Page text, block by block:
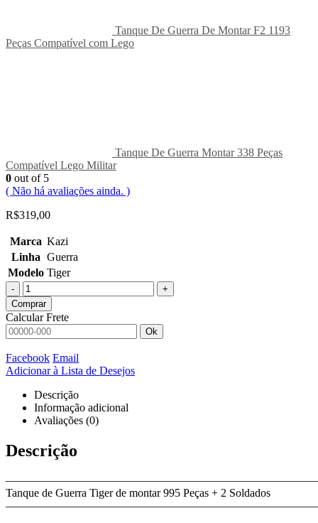
Tanque De Guerra De Montar F2 1193
Peças Compatível com Lego
Tanque De Guerra Montar 338 Peças
Compatível Lego Militar
0 out of 5
( Não há avaliações ainda. )
R$319,00
Marca Kazi
Linha Guerra
Modelo Tiger
-
+
Comprar
Calcular Frete
Ok
Facebook Email
Adicionar à Lista de Desejos
Descrição
Informação adicional
Avaliações (0)
Descrição
Tanque de Guerra Tiger de montar 995 Peças + 2 Soldados